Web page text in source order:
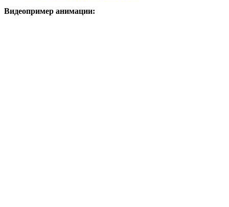
Видеопример анимации: